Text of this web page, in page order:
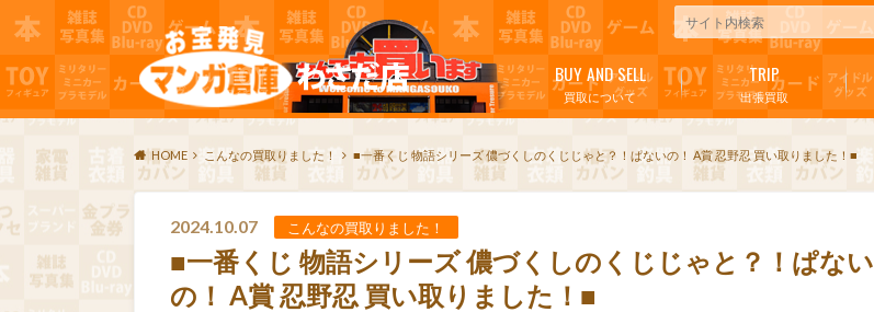
買取について
BUY AND SELL
出張買取
TRIP
HOME こんなの買取りました！ ■一番くじ 物語シリーズ 儂づくしのくじじゃと？！ぱないの！ A賞 忍野忍 買い取りました！■
2024.10.07 こんなの買取りました！
■一番くじ 物語シリーズ 儂づくしのくじじゃと？！ぱない
の！ A賞 忍野忍 買い取りました！■